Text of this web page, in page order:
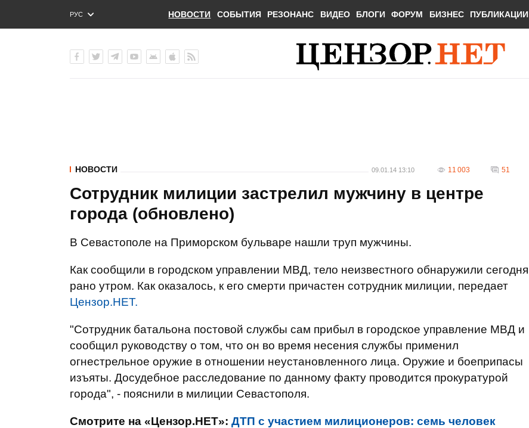
РУС
ENG
НОВОСТИ СОБЫТИЯ РЕЗОНАНС ВИДЕО БЛОГИ ФОРУМ БИЗНЕС ПУБЛИКАЦИИ
НОВОСТИ 09.01.14 13:10 11 003 51
Сотрудник милиции застрелил мужчину в центре
города (обновлено)
В Севастополе на Приморском бульваре нашли труп мужчины.
Как сообщили в городском управлении МВД, тело неизвестного обнаружили сегодня
рано утром. Как оказалось, к его смерти причастен сотрудник милиции, передает
Цензор.НЕТ.
"Сотрудник батальона постовой службы сам прибыл в городское управление МВД и
сообщил руководству о том, что он во время несения службы применил
огнестрельное оружие в отношении неустановленного лица. Оружие и боеприпасы
изъяты. Досудебное расследование по данному факту проводится прокуратурой
города", - пояснили в милиции Севастополя.
Смотрите на «Цензор.НЕТ»: ДТП с участием милиционеров: семь человек